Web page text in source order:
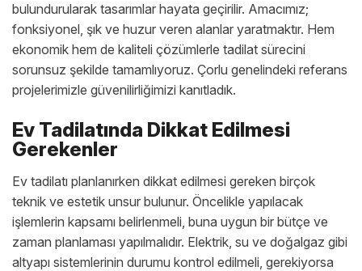
bulundurularak tasarımlar hayata geçirilir. Amacımız;
fonksiyonel, şık ve huzur veren alanlar yaratmaktır. Hem
ekonomik hem de kaliteli çözümlerle tadilat sürecini
sorunsuz şekilde tamamlıyoruz. Çorlu genelindeki referans
projelerimizle güvenilirliğimizi kanıtladık.
Ev Tadilatında Dikkat Edilmesi
Gerekenler
Ev tadilatı planlanırken dikkat edilmesi gereken birçok
teknik ve estetik unsur bulunur. Öncelikle yapılacak
işlemlerin kapsamı belirlenmeli, buna uygun bir bütçe ve
zaman planlaması yapılmalıdır. Elektrik, su ve doğalgaz gibi
altyapı sistemlerinin durumu kontrol edilmeli, gerekiyorsa